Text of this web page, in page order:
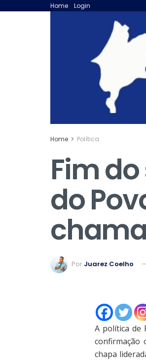
Home Login
Home Política
Fim
do
Por Juarez Coelho
A política de
confirmação
chapa